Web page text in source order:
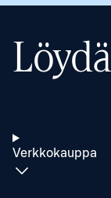
Löydä
Verkkokauppa